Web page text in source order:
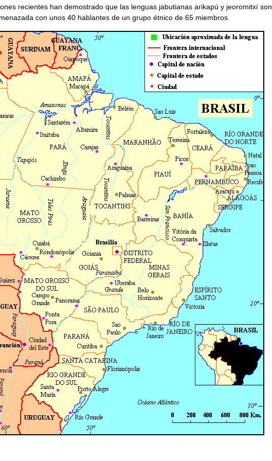
recientes han demostrado que las lenguas jabutianas arikapú y jeoromitxí son
con unos 40 hablantes de un grupo étnico de 65 miembros.